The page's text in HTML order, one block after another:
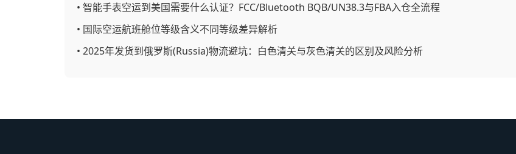
• 智能手表空运到美国需要什么认证？FCC/Bluetooth BQB/UN38.3与FBA入仓全流程
• 国际空运航班舱位等级含义不同等级差异解析
• 2025年发货到俄罗斯(Russia)物流避坑：白色清关与灰色清关的区别及风险分析